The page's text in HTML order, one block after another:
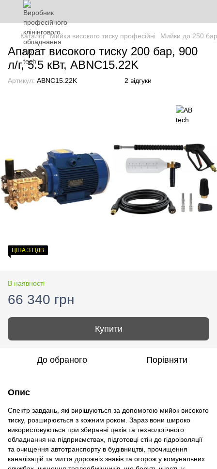
Каталог Мийки високого тиску професійні Мийки до 250 бар
Апарат високого тиску 200 бар, 900
л/г, 5.5 кВт, ABNС15.22K
Артикул: ABNС15.22K 2 відгуки
ЦІНА З ПДВ
В наявності
66 340 грн
Купити
До обраного Порівняти
Опис
Спектр завдань, які вирішуються за допомогою мийок високого
тиску, розширюється з кожним роком. Зараз вони широко
використовуються при збиранні цехів та технологічного
обладнання на підприємствах, підготовці стін до гідроізоляції
та очищення автотранспорту в будівництві, прочищення
каналізацій та миття дорожніх знаків та огорож у комунальних